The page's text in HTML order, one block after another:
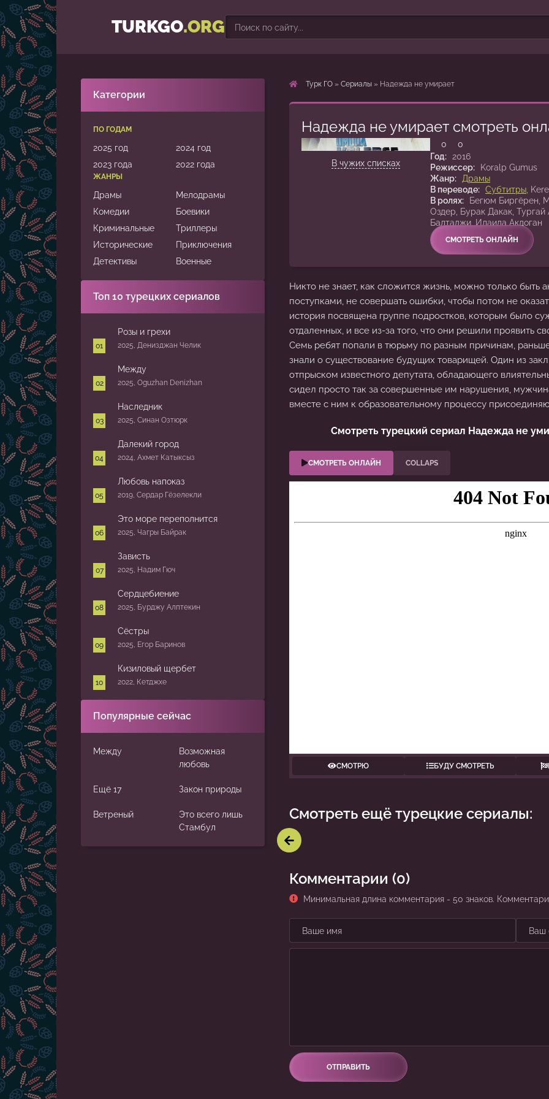
TURKGO.ORG
Турк ГО » Сериалы » Надежда не умирает
Надежда не умирает смотреть
1 сезон 1 серия
В чужих списках
0 0
Год:
2016
Режиссер:
Koralp Gumus
Жанр:
Драмы
В переводе: Субтитры ,
В ролях:
Бегюм Биргёрен,
Оздер, Бурак Дакак,
Балтаджи, Илаида Акдоган
СМОТРЕТЬ ОНЛАЙН
Никто не знает, как сложится жизнь, можно только быть
поступками, не совершать ошибки, чтобы потом не
история посвящена группе подростков, которым было
отдаленных, и все из-за того, что они решили проявить
Семь ребят попали в тюрьму по разным причинам,
знали о существование будущих товарищей. Один из
отпрыском известного депутата, обладающего
сидел просто так за совершенные им нарушения,
вместе с ним к образовательному процессу
Смотреть турецкий сериал Надежда не
СМОТРЕТЬ ОНЛАЙН COLLAPS
СМОТРЮ БУДУ СМОТРЕТЬ
Смотреть ещё турецкие сериалы:
Осада Эль-Кута Один из нас
Комментарии (0)
Минимальная длина комментария - 50 знаков.
ОТПРАВИТЬ
Категории
ПО ГОДАМ
2025 год
2024 год
2023 года
2022 года
ЖАНРЫ
Драмы
Мелодрамы
Комедии
Боевики
Криминальные
Триллеры
Исторические
Приключения
Детективы
Военные
Топ 10 турецких сериалов
Розы и грехи
2025, Денизджан Челик
Между
2025, Oguzhan Denizhan
Наследник
2025, Синан Озтюрк
Далекий город
2024, Ахмет Катыксыз
Любовь напоказ
2019, Сердар Гёзелекли
Это море переполнится
2025, Чагры Байрак
Зависть
2025, Надим Гюч
Сердцебиение
2025, Бурджу Алптекин
Сёстры
2025, Егор Баринов
Кизиловый щербет
2022, Кетджхе
Популярные сейчас
Между
Возможная
любовь
Ещё 17 Закон природы
Ветреный
Это всего лишь
Стамбул